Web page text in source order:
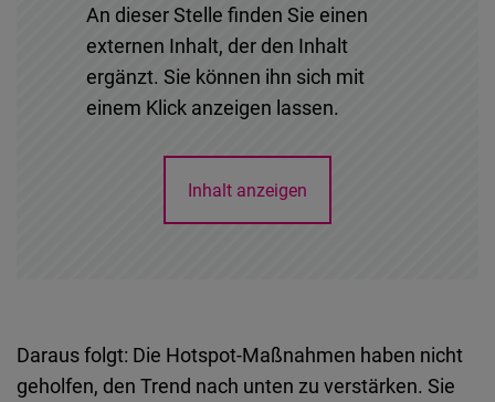
An dieser Stelle finden Sie einen
externen Inhalt, der den Inhalt
ergänzt. Sie können ihn sich mit
einem Klick anzeigen lassen.
Inhalt anzeigen
Daraus folgt: Die Hotspot-Maßnahmen haben nicht
geholfen, den Trend nach unten zu verstärken. Sie